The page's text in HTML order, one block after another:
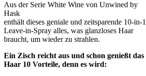
Aus der Serie White Wine von Unwined by
Hask
enthält dieses geniale und zeitsparende 10-in-1
Leave-in-Spray alles, was glanzloses Haar
braucht, um wieder zu strahlen.
Ein Zisch reicht aus und schon genießt das
Haar 10 Vorteile, denn es wird: